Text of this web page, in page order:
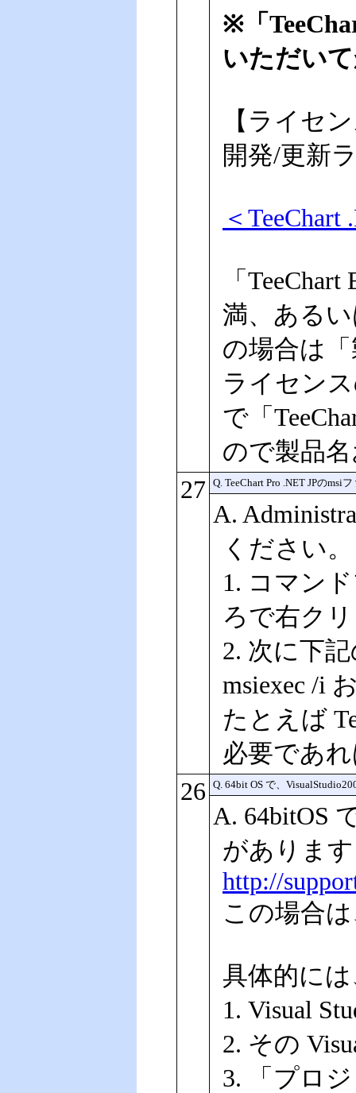
※「
いただい
【ライセ
開発/更新
＜
「
満、あるい
の場合は
ライセン
で「
ので製品
27
Q. TeeChart Pro .NET JPの
A.
ください。
1. コマン
ろで右ク
2. 次に下
msiexec /i
たとえば
必要であ
26
Q. 64bit OS で、
A. 64bitOS
がありま
http://
この場合
具体的に
1. Visual
2. その
3. 「プロ